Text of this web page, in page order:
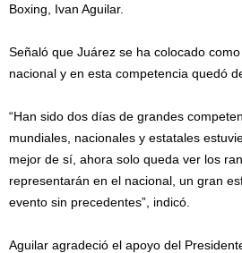
Boxing, Ivan Aguilar.
Señaló que Juárez se ha colocado
nacional y en esta competencia quedó
“Han sido dos días de grandes
mundiales, nacionales y estatales
mejor de sí, ahora solo queda ver los
representarán en el nacional, un gran
evento sin precedentes”, indicó.
Aguilar agradeció el apoyo del